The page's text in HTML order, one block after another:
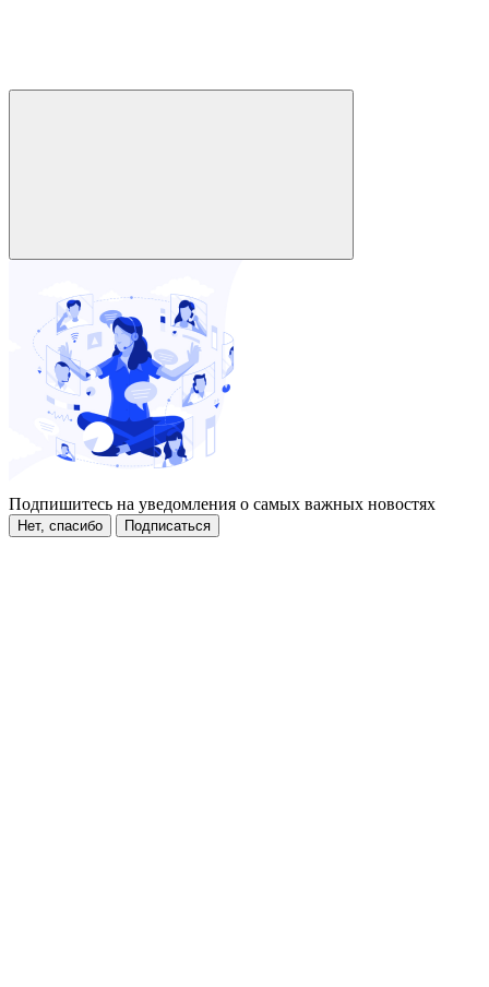
Подпишитесь на уведомления о самых важных новостях
Нет, спасибо Подписаться